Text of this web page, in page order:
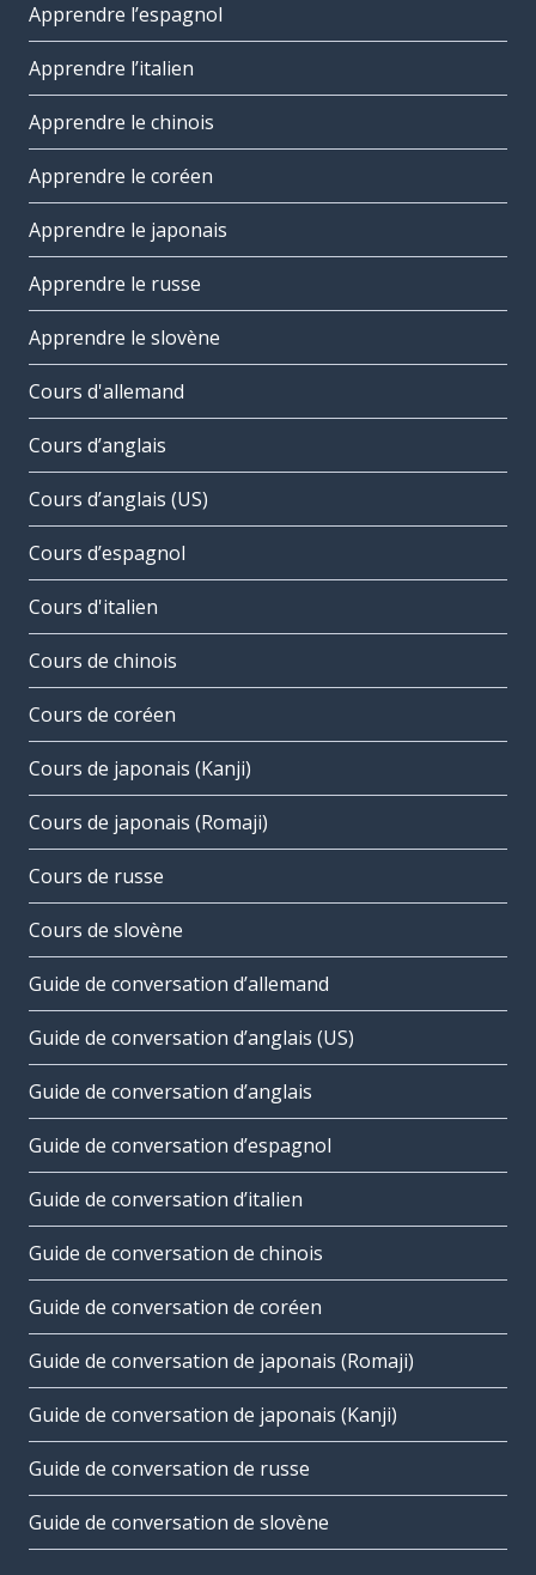
Apprendre l’espagnol
Apprendre l’italien
Apprendre le chinois
Apprendre le coréen
Apprendre le japonais
Apprendre le russe
Apprendre le slovène
Cours d'allemand
Cours d’anglais
Cours d’anglais (US)
Cours d’espagnol
Cours d'italien
Cours de chinois
Cours de coréen
Cours de japonais (Kanji)
Cours de japonais (Romaji)
Cours de russe
Cours de slovène
Guide de conversation d’allemand
Guide de conversation d’anglais (US)
Guide de conversation d’anglais
Guide de conversation d’espagnol
Guide de conversation d’italien
Guide de conversation de chinois
Guide de conversation de coréen
Guide de conversation de japonais (Romaji)
Guide de conversation de japonais (Kanji)
Guide de conversation de russe
Guide de conversation de slovène